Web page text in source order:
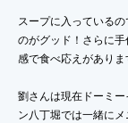
スープに入っている
のがグッド！さらに
感で食べ応えがありま
劉さんは現在ドーミ
ン八丁堀では一緒に